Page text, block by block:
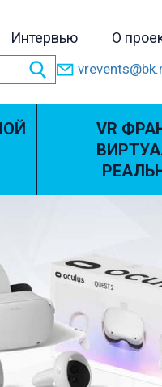
Интервью О
VR